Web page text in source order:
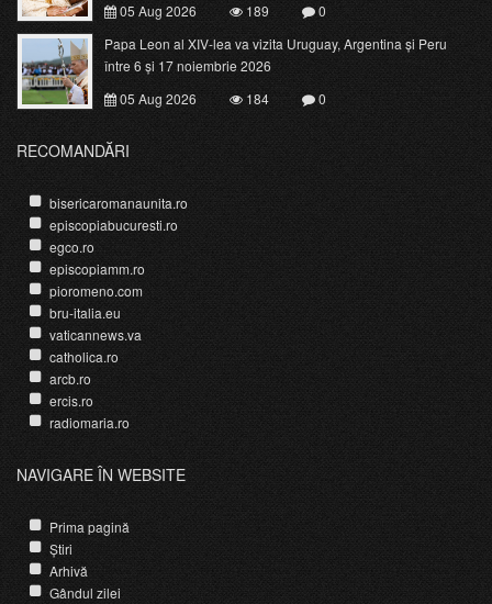
05 Aug 2026 189
0
Papa Leon al XIV-lea va vizita Uruguay, Argentina și Peru
între 6 și 17 noiembrie 2026
05 Aug 2026
184 0
RECOMANDĂRI
bisericaromanaunita.ro
episcopiabucuresti.ro
egco.ro
episcopiamm.ro
pioromeno.com
bru-italia.eu
vaticannews.va
catholica.ro
arcb.ro
ercis.ro
radiomaria.ro
NAVIGARE ÎN WEBSITE
Prima pagină
Știri
Arhivă
Gândul zilei